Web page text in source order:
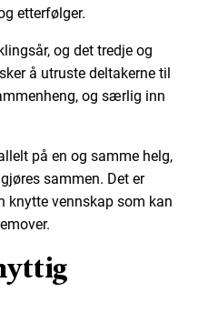
etterfølger.
og det tredje og
å utruste deltakerne til
og særlig inn
på en og samme helg,
sammen. Det er
knytte vennskap som kan